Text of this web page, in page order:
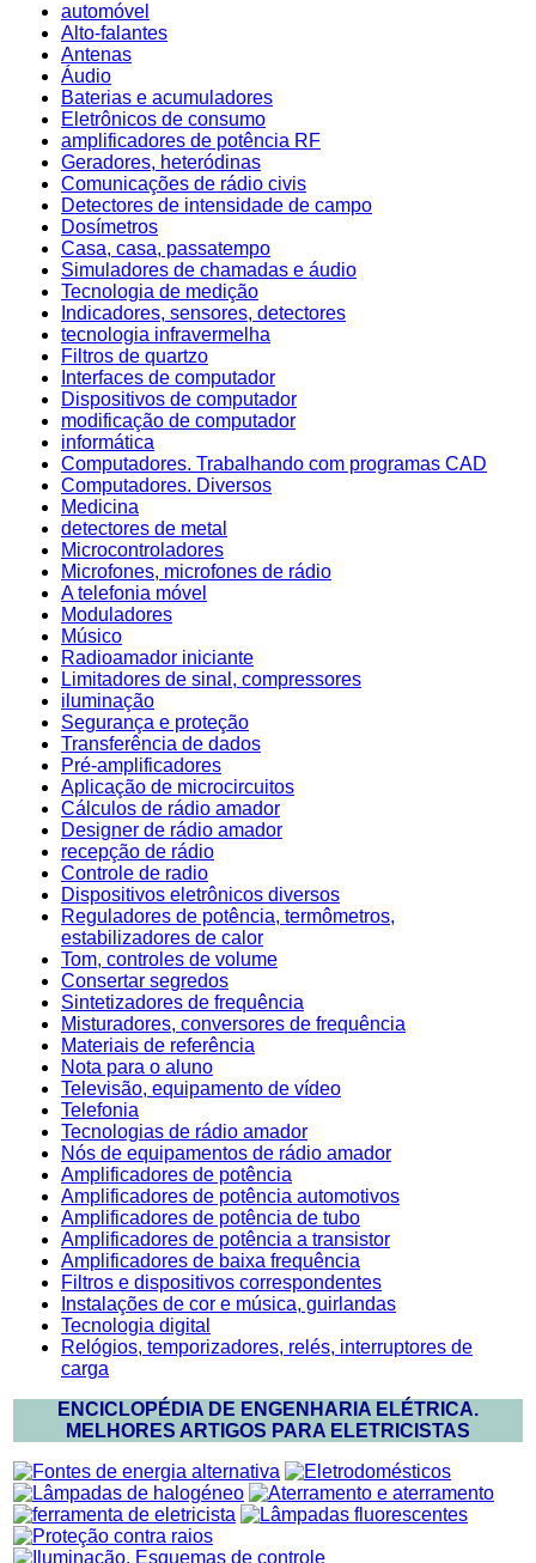
automóvel
Alto-falantes
Antenas
Áudio
Baterias e acumuladores
Eletrônicos de consumo
amplificadores de potência RF
Geradores, heteródinas
Comunicações de rádio civis
Detectores de intensidade de campo
Dosímetros
Casa, casa, passatempo
Simuladores de chamadas e áudio
Tecnologia de medição
Indicadores, sensores, detectores
tecnologia infravermelha
Filtros de quartzo
Interfaces de computador
Dispositivos de computador
modificação de computador
informática
Computadores. Trabalhando com programas CAD
Computadores. Diversos
Medicina
detectores de metal
Microcontroladores
Microfones, microfones de rádio
A telefonia móvel
Moduladores
Músico
Radioamador iniciante
Limitadores de sinal, compressores
iluminação
Segurança e proteção
Transferência de dados
Pré-amplificadores
Aplicação de microcircuitos
Cálculos de rádio amador
Designer de rádio amador
recepção de rádio
Controle de radio
Dispositivos eletrônicos diversos
Reguladores de potência, termômetros,
estabilizadores de calor
Tom, controles de volume
Consertar segredos
Sintetizadores de frequência
Misturadores, conversores de frequência
Materiais de referência
Nota para o aluno
Televisão, equipamento de vídeo
Telefonia
Tecnologias de rádio amador
Nós de equipamentos de rádio amador
Amplificadores de potência
Amplificadores de potência automotivos
Amplificadores de potência de tubo
Amplificadores de potência a transistor
Amplificadores de baixa frequência
Filtros e dispositivos correspondentes
Instalações de cor e música, guirlandas
Tecnologia digital
Relógios, temporizadores, relés, interruptores de
carga
ENCICLOPÉDIA DE ENGENHARIA ELÉTRICA.
MELHORES ARTIGOS PARA ELETRICISTAS